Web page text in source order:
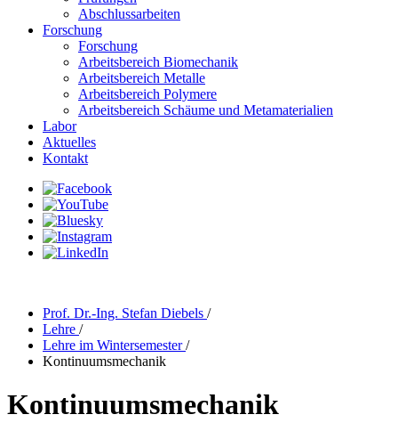
Abschlussarbeiten
Forschung
Forschung
Arbeitsbereich Biomechanik
Arbeitsbereich Metalle
Arbeitsbereich Polymere
Arbeitsbereich Schäume und Metamaterialien
Labor
Aktuelles
Kontakt
Prof. Dr.-Ing. Stefan Diebels /
Lehre /
Lehre im Wintersemester/
Kontinuumsmechanik
Kontinuumsmechanik